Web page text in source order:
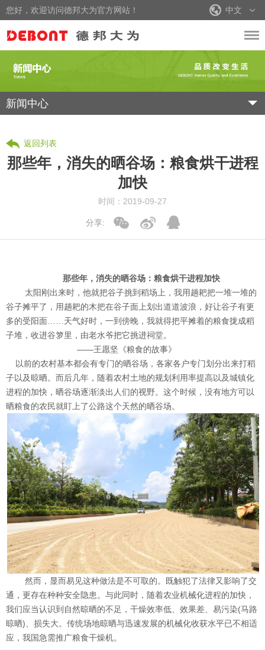
您好，欢迎访问德邦大为官方网站！ 中文
新闻中心
返回列表
那些年，消失的晒谷场：粮食烘干进程
加快
时间：2019-09-27
分享:
那些年，消失的晒谷场：粮食烘干进程加快
太阳刚出来时，他就把谷子挑到稻场上，我用趟耙把一堆一堆的
谷子摊平了，用趟耙的木把在谷子面上划出道道波浪，好让谷子有更
多的受阳面 ……天气好时，一到傍晚，我就得把平摊着的粮食拢成稻
子堆，收进谷箩里，由老水爷把它挑进祠堂。
——王愿坚《粮食的故事》
以前的农村基本都会有专门的晒谷场，各家各户专门划分出来打稻
子以及晾晒。而后几年，随着农村土地的规划利用率提高以及城镇化
进程的加快，晒谷场逐渐淡出人们的视野。这个时候，没有地方可以
晒粮食的农民就盯上了公路这个天然的晒谷场。
然而，显而易见这种做法是不可取的。既触犯了法律又影响了交
通，更存在种种安全隐患。与此同时，随着农业机械化进程的加快，
我们应当认识到自然晾晒的不足，干燥效率低、效果差、易污染(马路
晾晒)、损失大。传统场地晾晒与迅速发展的机械化收获水平已不相适
应，我国急需推广粮食干燥机。